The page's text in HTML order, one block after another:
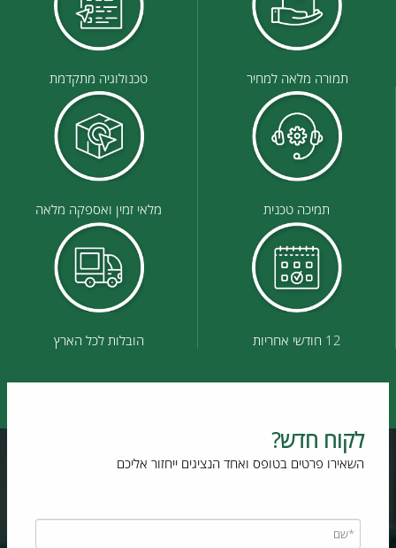
תמורה מלאה למחיר טכנולוגיה מתקדמת
תמיכה טכנית מלאי זמין ואספקה מלאה
12 חודשי אחריות הובלות לכל הארץ
לקוח חדש?
השאירו פרטים בטופס ואחד הנציגים ייחזור אליכם